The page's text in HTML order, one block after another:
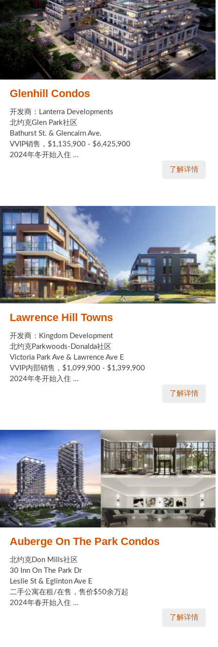
Glenhill Condos
开发商：Lanterra Developments
北约克Glen Park社区
Bathurst St. & Glencairn Ave.
VVIP销售，$1,135,900 - $6,425,900
2024年冬开始入住 ...
了解详情
Lawrence Hill Towns
开发商：Kingdom Development
北约克Parkwoods-Donalda社区
Victoria Park Ave & Lawrence Ave E
VVIP内部销售，$1,099,900 - $1,399,900
2024年冬开始入住 ...
了解详情
Auberge On The Park Condos
北约克Don Mills社区
30 Inn On The Park Dr
Leslie St & Eglinton Ave E
二手公寓在租/在售，售价$50余万起
2024年春开始入住 ...
了解详情